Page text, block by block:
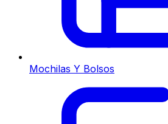
Mochilas Y Bolsos